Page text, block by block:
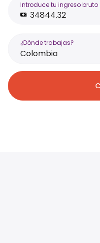
Introduce tu ingreso bruto
¿Dónde trabajas?
Colombia